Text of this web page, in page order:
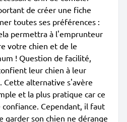
de créer une fiche
toutes ses préférences :
permettra à l'emprunteur
votre chien et de le
! Question de facilité,
leur chien à leur
Cette alternative s'avère
et la plus pratique car ce
Cependant, il faut
garder son chien ne dérange